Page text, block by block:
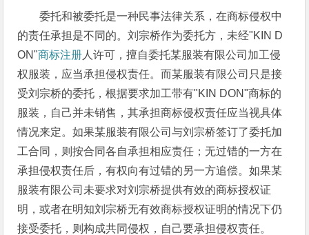
委托和被委托是一种民事法律关系，在商标侵权中
的责任承担是不同的。刘宗桥作为委托方，未经"KIN D
ON"商标注册 人许可，擅自委托某服装有限公司加工侵
权服装，应当承担侵权责任。而某服装有限公司只是接
受刘宗桥的委托，根据要求加工带有"KIN DON"商标的
服装，自己并未销售，其承担商标侵权责任应当视具体
情况来定。如果某服装有限公司与刘宗桥签订了委托加
工合同，则按合同各自承担相应责任；无过错的一方在
承担侵权责任后，有权向有过错的另一方追偿。如果某
服装有限公司未要求对刘宗桥提供有效的商标授权证
明，或者在明知刘宗桥无有效商标授权证明的情况下仍
接受委托，则构成共同侵权，自己要承担侵权责任。